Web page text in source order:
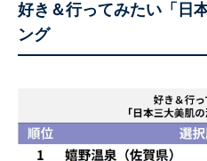
好き＆行ってみたい「日
ング